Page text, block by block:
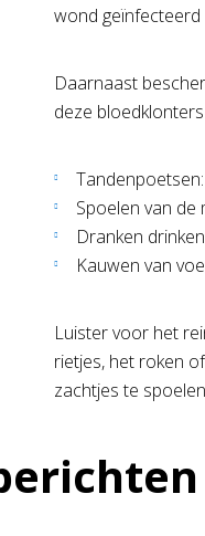
wond geïnfecteerd
Daarnaast
deze
Spoelen van
Dranken
Kauwen van
Luister voor het
rietjes, het roken
zachtjes te